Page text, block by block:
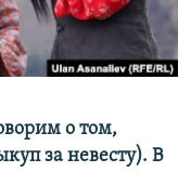
о том,
за невесту). В